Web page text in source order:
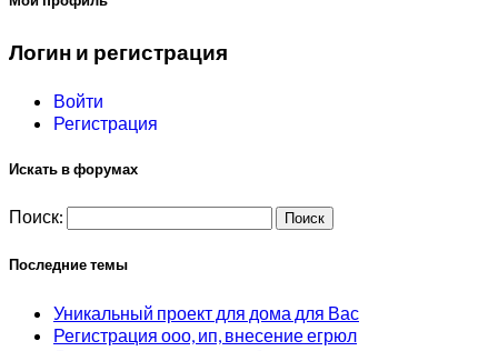
Логин и регистрация
Войти
Регистрация
Искать в форумах
Поиск:
Последние темы
Уникальный проект для дома для Вас
Регистрация ооо, ип, внесение егрюл